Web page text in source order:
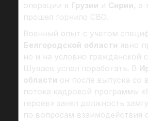
операции в Грузии и Сирии, а
прошел горнило СВО.
Военный опыт с учетом
Белгородской области явно
но и на условно гражданской
Шуваев успел поработать. В
области он после выпуска со
потока кадровой программы
героев» занял должность
по вопросам взаимодействия с